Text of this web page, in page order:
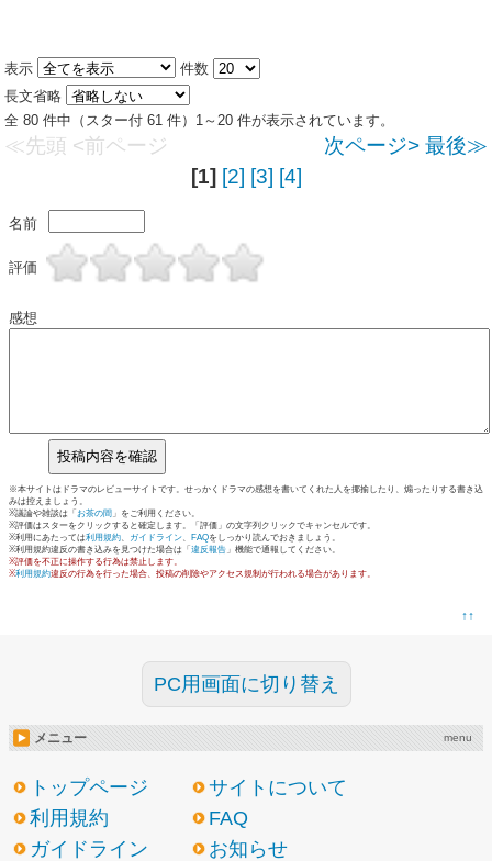
表示
件数
長文省略
全 80 件中（スター付 61 件）1～20 件が表示されています。
≪先頭 <前ページ 次ページ> 最後≫
[1] [2] [3] [4]
名前
評価
感想
※本サイトはドラマのレビューサイトです。せっかくドラマの感想を書いてくれた人を揶揄したり、煽ったりする書き込
みは控えましょう。
※議論や雑談は「 お茶の間 」をご利用ください。
※評価はスターをクリックすると確定します。「評価」の文字列クリックでキャンセルです。
※利用にあたっては利用規約、 ガイドライン、 FAQをしっかり読んでおきましょう。
※利用規約違反の書き込みを見つけた場合は「 違反報告 」機能で通報してください。
※評価を不正に操作する行為は禁止します。
※利用規約違反の行為を行った場合、投稿の削除やアクセス規制が行われる場合があります。
↑↑
PC用画面に切り替え
メニュー menu
トップページ
サイトについて
利用規約
FAQ
ガイドライン
お知らせ